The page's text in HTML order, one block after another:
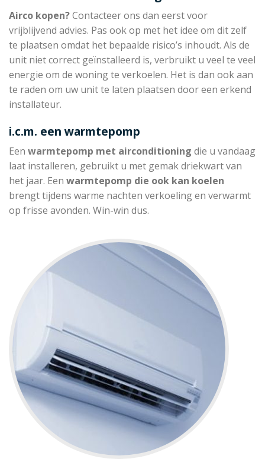
Airco kopen?Contacteer ons dan eerst voor
vrijblijvend advies. Pas ook op met het idee om dit zelf
te plaatsen omdat het bepaalde risico’s inhoudt. Als de
unit niet correct geïnstalleerd is, verbruikt u veel te veel
energie om de woning te verkoelen. Het is dan ook aan
te raden om uw unit te laten plaatsen door een erkend
installateur.
i.c.m. een warmtepomp
Een warmtepomp met airconditioning die u vandaag
laat installeren, gebruikt u met gemak driekwart van
het jaar. Een warmtepomp die ook kan koelen
brengt tijdens warme nachten verkoeling en verwarmt
op frisse avonden. Win-win dus.